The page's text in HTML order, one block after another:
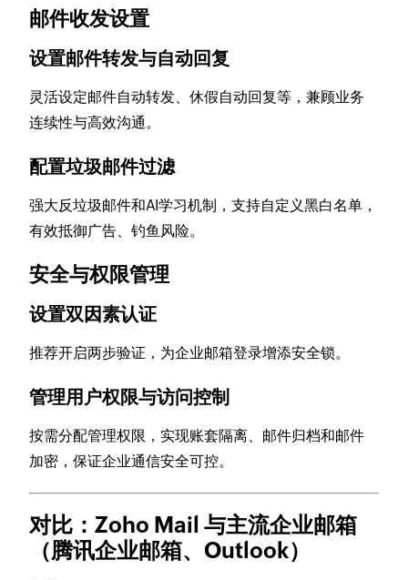
邮件收发设置
设置邮件转发与自动回复
灵活设定邮件自动转发、休假自动回复等，兼顾业务
连续性与高效沟通。
配置垃圾邮件过滤
强大反垃圾邮件和AI学习机制，支持自定义黑白名单，
有效抵御广告、钓鱼风险。
安全与权限管理
设置双因素认证
推荐开启两步验证，为企业邮箱登录增添安全锁。
管理用户权限与访问控制
按需分配管理权限，实现账套隔离、邮件归档和邮件
加密，保证企业通信安全可控。
对比：Zoho Mail 与主流企业邮箱
（腾讯企业邮箱、Outlook）